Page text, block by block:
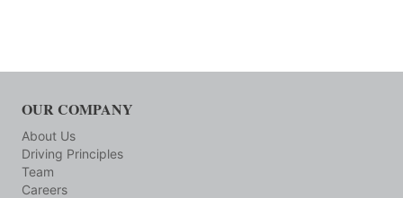
OUR COMPANY
About Us
Driving Principles
Team
Careers